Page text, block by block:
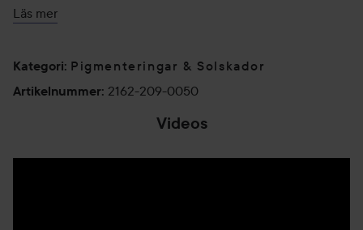
Applicera på rengjord hud, jämnt över ansiktet, och undvik
fuktkräm och kom ihåg att alltid använda UV-skydd dagtid.
Läs mer
Kategori: Pigmenteringar & Solskador
Artikelnummer: 2162-209-0050
Videos